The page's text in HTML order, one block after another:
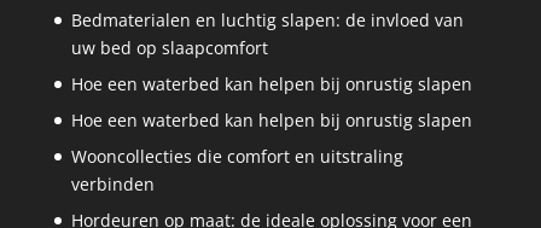
Bedmaterialen en luchtig slapen: de invloed van
uw bed op slaapcomfort
Hoe een waterbed kan helpen bij onrustig slapen
Hoe een waterbed kan helpen bij onrustig slapen
Wooncollecties die comfort en uitstraling
verbinden
Hordeuren op maat: de ideale oplossing voor een